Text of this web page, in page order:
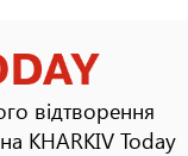
відтворення
KHARKIV Today